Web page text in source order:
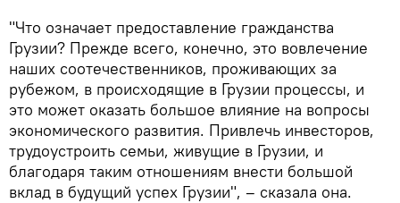
"Что означает предоставление гражданства
Грузии? Прежде всего, конечно, это вовлечение
наших соотечественников, проживающих за
рубежом, в происходящие в Грузии процессы, и
это может оказать большое влияние на вопросы
экономического развития. Привлечь инвесторов,
трудоустроить семьи, живущие в Грузии, и
благодаря таким отношениям внести большой
вклад в будущий успех Грузии", – сказала она.